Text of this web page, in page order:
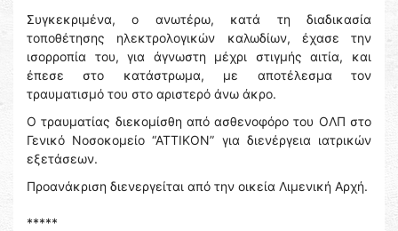
Συγκεκριμένα, ο ανωτέρω, κατά τη διαδικασία
τοποθέτησης ηλεκτρολογικών καλωδίων, έχασε την
ισορροπία του, για άγνωστη μέχρι στιγμής αιτία, και
έπεσε στο κατάστρωμα, με αποτέλεσμα τον
τραυματισμό του στο αριστερό άνω άκρο.
Ο τραυματίας διεκομίσθη από ασθενοφόρο του ΟΛΠ στο
Γενικό Νοσοκομείο “ΑΤΤΙΚΟΝ” για διενέργεια ιατρικών
εξετάσεων.
Προανάκριση διενεργείται από την οικεία Λιμενική Αρχή.
*****